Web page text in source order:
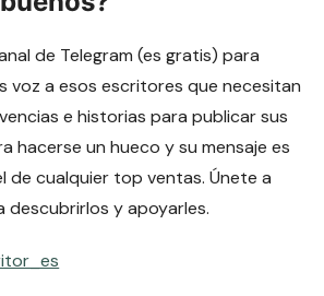
de Telegram (es gratis) para
voz a esos escritores que necesitan
e historias para publicar sus
hacerse un hueco y su mensaje es
de cualquier top ventas. Únete a
descubrirlos y apoyarles.